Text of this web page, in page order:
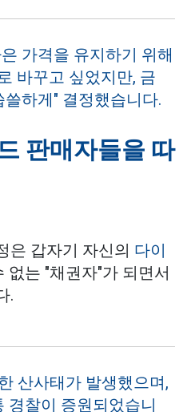
판매자들을 따
은 갑자기 자신의 다이
없는 "채권자"가 되면서
.